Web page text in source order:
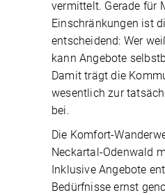
vermittelt. Gerade für
Einschränkungen ist
entscheidend: Wer
kann Angebote
Damit trägt die
wesentlich zur
bei.
Die Komfort-
Neckartal-Odenwald
Inklusive Angebote
Bedürfnisse ernst